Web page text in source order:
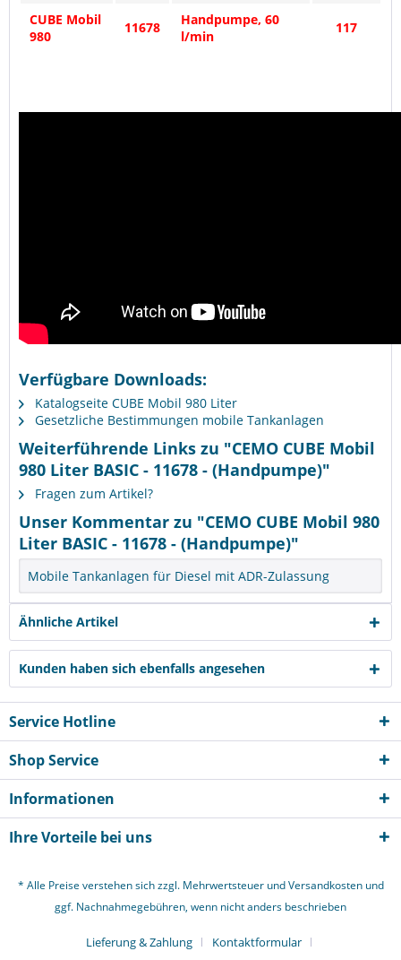
CUBE Mobil
980
11678
Handpumpe, 60
l/min
117
Verfügbare Downloads:
Katalogseite CUBE Mobil 980 Liter
Gesetzliche Bestimmungen mobile Tankanlagen
Weiterführende Links zu "CEMO CUBE Mobil
980 Liter BASIC - 11678 - (Handpumpe)"
Fragen zum Artikel?
Unser Kommentar zu "CEMO CUBE Mobil 980
Liter BASIC - 11678 - (Handpumpe)"
Mobile Tankanlagen für Diesel mit ADR-Zulassung
Ähnliche Artikel
Kunden haben sich ebenfalls angesehen
Service Hotline
Shop Service
Informationen
Ihre Vorteile bei uns
* Alle Preise verstehen sich zzgl. Mehrwertsteuer undVersandkostenund
ggf. Nachnahmegebühren, wenn nicht anders beschrieben
Lieferung & Zahlung Kontaktformular